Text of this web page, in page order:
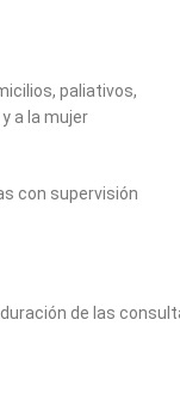
paliativos,
a la mujer
con supervisión
de las